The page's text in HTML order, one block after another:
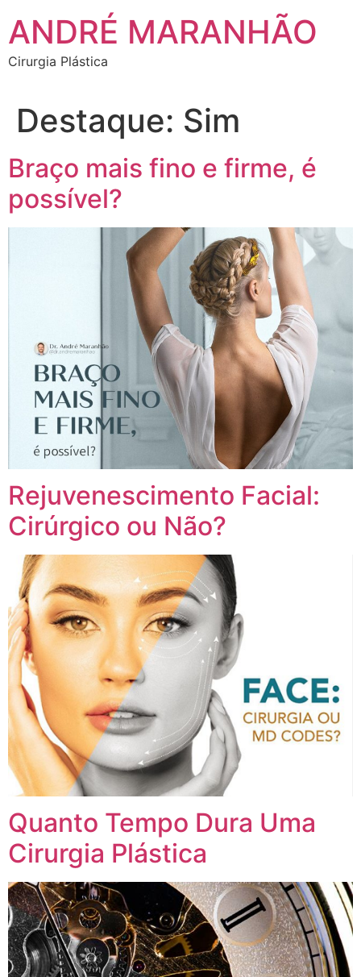
para
conteúdo
ANDRÉ MARANHÃO
Cirurgia Plástica
Destaque: Sim
Braço mais fino e firme, é
possível?
Rejuvenescimento Facial:
Cirúrgico ou Não?
Quanto Tempo Dura Uma
Cirurgia Plástica